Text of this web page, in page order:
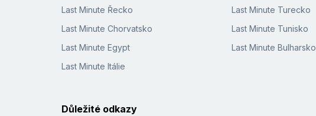
Last Minute Řecko
Last Minute Chorvatsko
Last Minute Egypt
Last Minute Itálie
Last Minute Turecko
Last Minute Tunisko
Last Minute Bulharsko
Důležité odkazy